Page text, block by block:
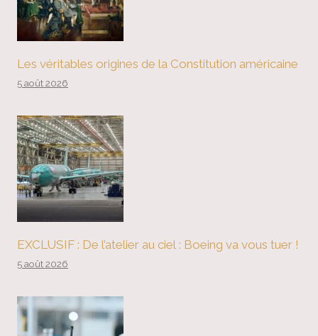
Les véritables origines de la Constitution américaine
5 août 2026
EXCLUSIF : De l’atelier au ciel : Boeing va vous tuer !
5 août 2026